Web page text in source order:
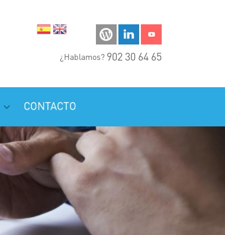
¿Hablamos? 902 30 64 65
CONTACTO